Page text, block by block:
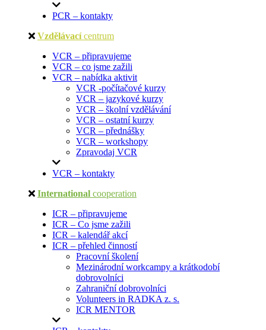
PCR – kontakty
Vzdělávací centrum
VCR – připravujeme
VCR – co jsme zažili
VCR – nabídka aktivit
VCR -počítačové kurzy
VCR – jazykové kurzy
VCR – školní vzdělávání
VCR – ostatní kurzy
VCR – přednášky
VCR – workshopy
Zpravodaj VCR
VCR – kontakty
International cooperation
ICR – připravujeme
ICR – Co jsme zažili
ICR – kalendář akcí
ICR – přehled činností
Pracovní školení
Mezinárodní workcampy a krátkodobí
dobrovolníci
Zahraniční dobrovolníci
Volunteers in RADKA z. s.
ICR MENTOR